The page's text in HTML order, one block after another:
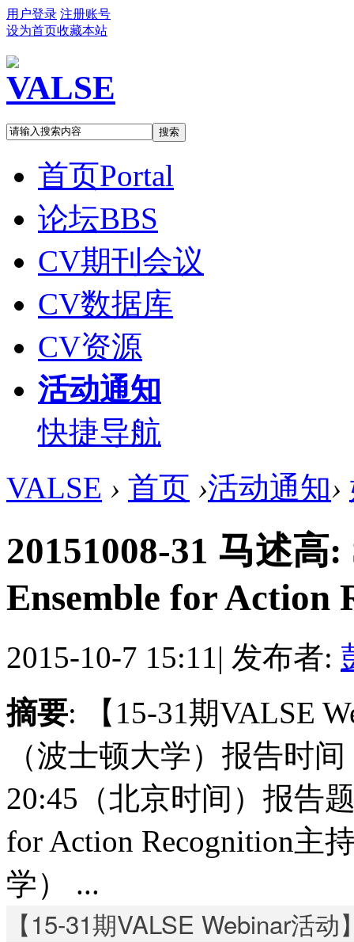
用户登录 注册账号
设为首页收藏本站
搜索
首页Portal
论坛BBS
CV期刊会议
CV数据库
CV资源
活动通知
快捷导航
VALSE › 首页 ›活动通知›
20151008-31 马述高:
Ensemble for Action
2015-10-7 15:11| 发布者:
摘要: 【15-31期VALSE
（波士顿大学）报告时
20:45（北京时间）报告题
for Action Recognition主
学） ...
【15-31期VALSE Webinar活动